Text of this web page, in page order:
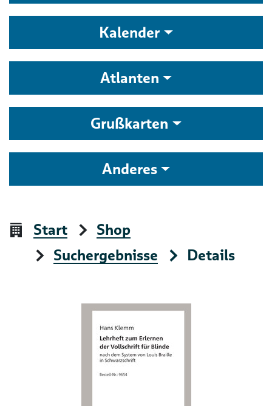
Kalender
Atlanten
Grußkarten
Anderes
Start
Shop
Suchergebnisse
Details